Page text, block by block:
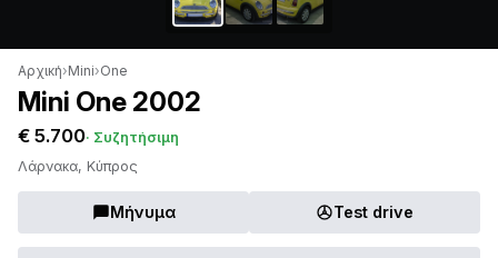
Αρχική›Mini›One
Mini One 2002
€ 5.700· Συζητήσιμη
Λάρνακα, Κύπρος
Μήνυμα Test drive